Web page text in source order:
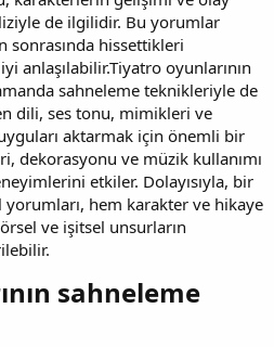
de ilgilidir. Bu yorumlar
sonrasında hissettikleri
anlaşılabilir.Tiyatro oyunlarının
sahneleme teknikleriyle de
dili, ses tonu, mimikleri ve
aktarmak için önemli bir
dekorasyonu ve müzik kullanımı
etkiler. Dolayısıyla, bir
hem karakter ve hikaye
ve işitsel unsurların
sahneleme